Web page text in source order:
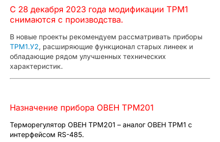
С 28 декабря 2023 года модификации ТРМ1
снимаются с производства.
В новые проекты рекомендуем рассматривать приборы
ТРМ1.У2, расширяющие функционал старых линеек и
обладающие рядом улучшенных технических
характеристик.
Назначение прибора ОВЕН ТРМ201
Терморегулятор ОВЕН ТРМ201 – аналог ОВЕН ТРМ1 с
интерфейсом RS-485.